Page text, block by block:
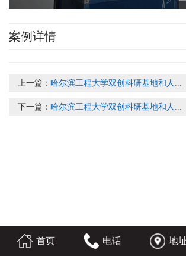
案例详情
上一篇：哈尔滨工程大学双创科研基地和人...
下一篇：哈尔滨工程大学双创科研基地和人...
首页 电话 地